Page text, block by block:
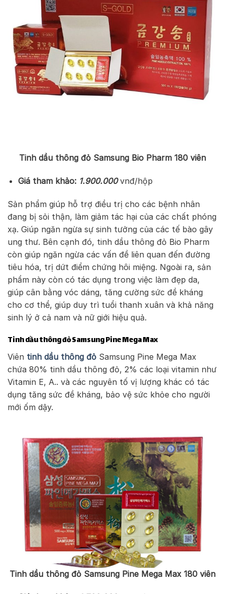
Tinh dầu thông đỏ Samsung Bio Pharm 180 viên
Giá tham khảo: 1.900.000vnđ/hộp
Sản phẩm giúp hỗ trợ điều trị cho các bệnh nhân
đang bị sỏi thận, làm giảm tác hại của các chất phóng
xạ. Giúp ngăn ngừa sự sinh tưởng của các tế bào gây
ung thư. Bên cạnh đó, tinh dầu thông đỏ Bio Pharm
còn giúp ngăn ngừa các vấn đề liên quan đến đường
tiêu hóa, trị dứt điểm chứng hôi miệng. Ngoài ra, sản
phẩm này còn có tác dụng trong việc làm đẹp da,
giúp cân bằng vóc dáng, tăng cường sức đề kháng
cho cơ thể, giúp duy trì tuổi thanh xuân và khả năng
sinh lý ở cả nam và nữ giới hiệu quả.
Tinh dầu thông đỏ Samsung Pine Mega Max
Viên tinh dầu thông đỏ Samsung Pine Mega Max
chứa 80% tinh dầu thông đỏ, 2% các loại vitamin như
Vitamin E, A.. và các nguyên tố vị lượng khác có tác
dụng tăng sức đề kháng, bảo vệ sức khỏe cho người
mới ốm dậy.
Tinh dầu thông đỏ Samsung Pine Mega Max 180 viên